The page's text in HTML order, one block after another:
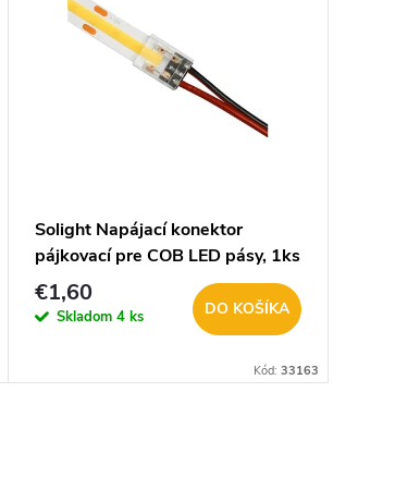
Solight Napájací konektor
pájkovací pre COB LED pásy, 1ks
WM91
€1,60
Skladom 4 ks DO KOŠÍKA
Kód: 33163